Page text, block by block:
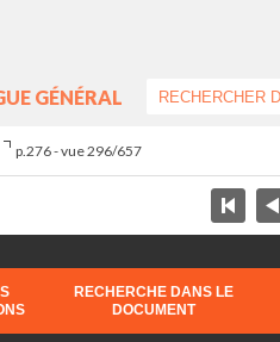
GÉNÉRAL
p.276 - vue 296/657
RECHERCHE DANS LE
DOCUMENT